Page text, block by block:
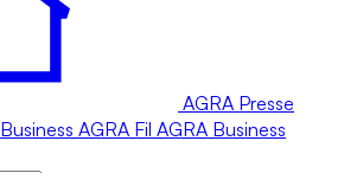
AGRA Presse
Business AGRA Fil AGRA Business